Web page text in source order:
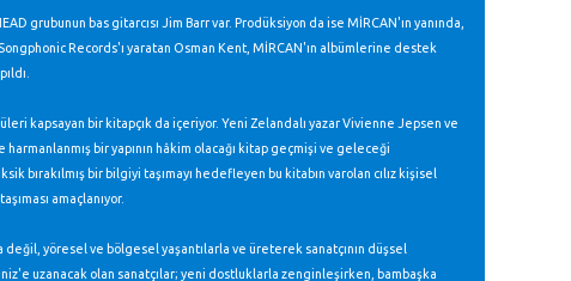
grubunun bas gitarcısı Jim Barr var. Prodüksiyon da ise MİRCAN'ın yanında,
Records'ı yaratan Osman Kent, MİRCAN'ın albümlerine destek
kapsayan bir kitapçık da içeriyor. Yeni Zelandalı yazar Vivienne Jepsen ve
bir yapının hâkim olacağı kitap geçmişi ve geleceği
bir bilgiyi taşımayı hedefleyen bu kitabın varolan cılız kişisel
amaçlanıyor.
yöresel ve bölgesel yaşantılarla ve üreterek sanatçının düşsel
uzanacak olan sanatçılar; yeni dostluklarla zenginleşirken, bambaşka